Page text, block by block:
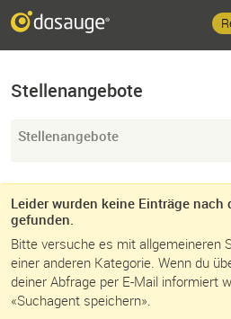
Stellenangebote
Stellenangebote
Leider wurden keine Einträge nach
gefunden.
Bitte versuche es mit allgemeineren
einer anderen Kategorie. Wenn du
deiner Abfrage per E-Mail informiert
«Suchagent speichern».